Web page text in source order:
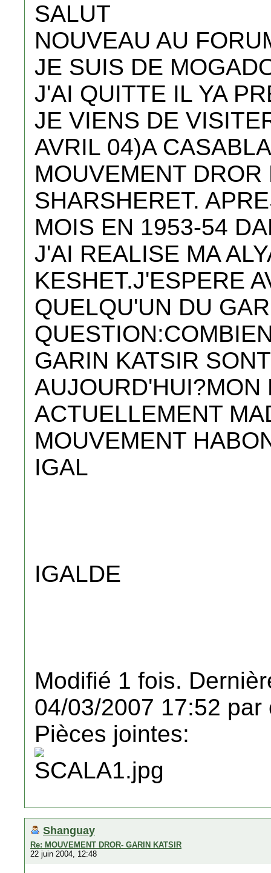
SALUT
NOUVEAU AU
JE SUIS DE
J'AI QUITTE IL YA
JE VIENS DE
AVRIL 04)A
MOUVEMENT
SHARSHERET.
MOIS EN 1953-54
J'AI REALISE MA
KESHET.J'ESPERE
QUELQU'UN DU
GARIN KATSIR
AUJOURD'HUI?MON
ACTUELLEMENT
MOUVEMENT
IGAL
IGALDE
Modifié 1 fois.
04/03/2007 17:52 par
Pièces jointes:
Shanguay
Re: MOUVEMENT DROR- GARIN KATSIR
22 juin 2004, 12:48